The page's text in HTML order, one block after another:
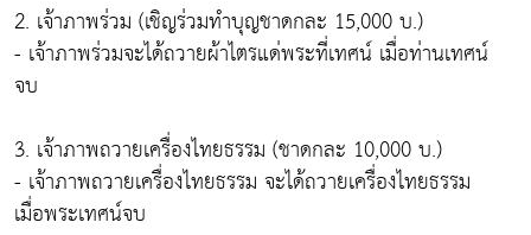
2. เจ้าภาพร่วม (เชิญร่วมทำบุญชาดกละ 15,000 บ.)
- เจ้าภาพร่วมจะได้ถวายผ้าไตรแด่พระที่เทศน์ เมื่อท่านเทศน์
จบ
3. เจ้าภาพถวายเครื่องไทยธรรม (ชาดกละ 10,000 บ.)
- เจ้าภาพถวายเครื่องไทยธรรม จะได้ถวายเครื่องไทยธรรม
เมื่อพระเทศน์จบ